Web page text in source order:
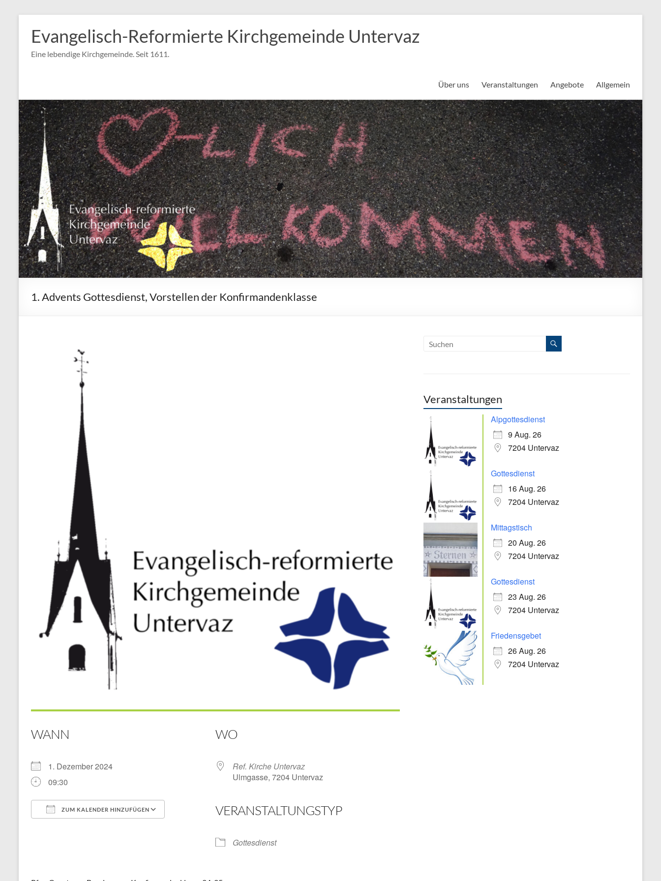
Inhalt
springen
Evangelisch-Reformierte Kirchgemeinde Untervaz
Eine lebendige Kirchgemeinde. Seit 1611.
Über uns Veranstaltungen Angebote Allgemein
1. Advents Gottesdienst, Vorstellen der Konfirmandenklasse
WANN
1. Dezember 2024
09:30
ZUM KALENDER HINZUFÜGEN
WO
Ref. Kirche Untervaz
Ulmgasse, 7204 Untervaz
VERANSTALTUNGSTYP
Gottesdienst
Veranstaltungen
Alpgottesdienst
9 Aug. 26
7204 Untervaz
Gottesdienst
16 Aug. 26
7204 Untervaz
Mittagstisch
20 Aug. 26
7204 Untervaz
Gottesdienst
23 Aug. 26
7204 Untervaz
Friedensgebet
26 Aug. 26
7204 Untervaz